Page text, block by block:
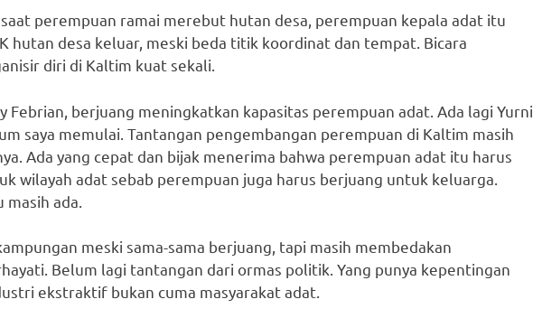
perempuan ramai merebut hutan desa, perempuan kepala adat itu
hutan desa keluar, meski beda titik koordinat dan tempat. Bicara
diri di Kaltim kuat sekali.
Febrian, berjuang meningkatkan kapasitas perempuan adat. Ada lagi Yurni
saya memulai. Tantangan pengembangan perempuan di Kaltim masih
Ada yang cepat dan bijak menerima bahwa perempuan adat itu harus
wilayah adat sebab perempuan juga harus berjuang untuk keluarga.
ada.
meski sama-sama berjuang, tapi masih membedakan
Belum lagi tantangan dari ormas politik. Yang punya kepentingan
ekstraktif bukan cuma masyarakat adat.